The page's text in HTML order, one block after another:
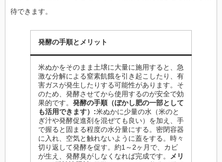
待できます。
発酵の手順とメリット
米ぬかをそのまま土壌に大量に施用すると、急
激な分解による窒素飢餓を引き起こしたり、有
害ガスが発生したりする可能性があります。そ
のため、発酵させてから使用するのが安全で効
果的です。 発酵の手順（ぼかし肥の一部として
も活用できます）:米ぬかに少量の水（米のと
ぎ汁や発酵促進剤を混ぜても良い）を加え、手
で握ると固まる程度の水分量にする。密閉容器
に入れ、空気と触れないように蓋をする。時々
切り返して発酵を促す。約1～2ヶ月で、カビ
が生え、発酵臭がしなくなれば完成です。
メリ